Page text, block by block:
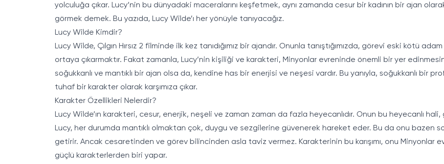
yolculuğa çıkar. Lucy’nin bu dünyadaki maceralarını keşfetmek, aynı zamanda cesur bir kadının bir ajan
görmek demek. Bu yazıda, Lucy Wilde’ı her yönüyle tanıyacağız.
Lucy Wilde Kimdir?
Lucy Wilde, Çılgın Hırsız 2 filminde ilk kez tanıdığımız bir ajandır. Onunla tanıştığımızda, görevi eski kötü
ortaya çıkarmaktır. Fakat zamanla, Lucy’nin kişiliği ve karakteri, Minyonlar evreninde önemli bir yer
soğukkanlı ve mantıklı bir ajan olsa da, kendine has bir enerjisi ve neşesi vardır. Bu yanıyla, soğukkanlı bir
tuhaf bir karakter olarak karşımıza çıkar.
Karakter Özellikleri Nelerdir?
Lucy Wilde’ın karakteri, cesur, enerjik, neşeli ve zaman zaman da fazla heyecanlıdır. Onun bu heyecanlı
Lucy, her durumda mantıklı olmaktan çok, duygu ve sezgilerine güvenerek hareket eder. Bu da onu bazen
getirir. Ancak cesaretinden ve görev bilincinden asla taviz vermez. Karakterinin bu karışımı, onu Minyonlar
güçlü karakterlerden biri yapar.